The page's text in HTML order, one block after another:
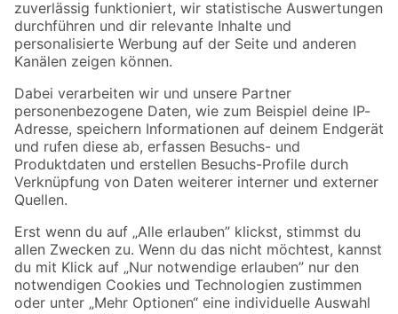
Zur Newsletter Anmeldung
Folge uns
Zahlungsarten Versandarten
Sicher einkaufen
Jetzt die toom-App herunterladen